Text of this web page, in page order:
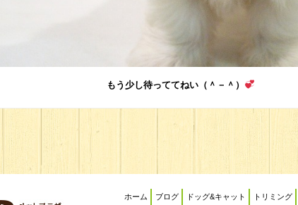
もう少し待っててねい（＾－＾）
ホーム ブログ ドッグ&キャット トリミング